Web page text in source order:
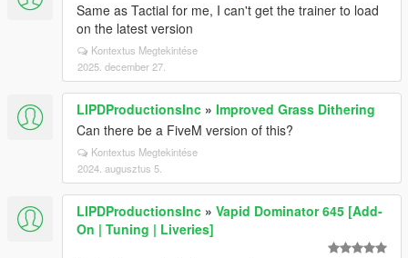
Same as Tactial for me, I can't get the trainer to load
on the latest version
Kontextus Megtekintése
2025. december 27.
LIPDProductionsInc » Improved Grass Dithering
Can there be a FiveM version of this?
Kontextus Megtekintése
2024. augusztus 5.
LIPDProductionsInc » Vapid Dominator 645 [Add-
On | Tuning | Liveries]